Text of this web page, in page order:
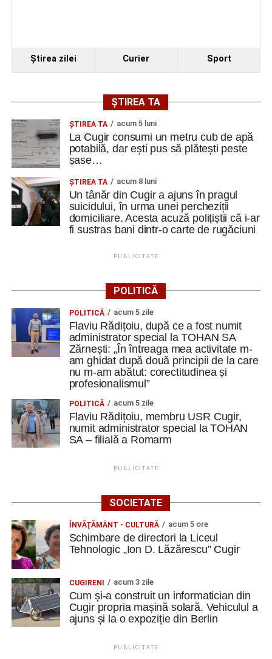
Ştirea zilei Curier Sport
ȘTIREA TA
ȘTIREA TA acum 5 luni
La Cugir consumi un metru cub de apă
potabilă, dar ești pus să plătești peste
șase…
ȘTIREA TA acum 8 luni
Un tânăr din Cugir a ajuns în pragul
suicidului, în urma unei percheziții
domiciliare. Acesta acuză polițiștii că i-ar
fi sustras bani dintr-o carte de rugăciuni
PUBLICITATE
POLITICĂ
POLITICĂ acum 5 zile
Flaviu Rădițoiu, după ce a fost numit
administrator special la TOHAN SA
Zărnești: „În întreaga mea activitate m-
am ghidat după două principii de la care
nu m-am abătut: corectitudinea și
profesionalismul”
POLITICĂ acum 5 zile
Flaviu Rădițoiu, membru USR Cugir,
numit administrator special la TOHAN
SA – filială a Romarm
PUBLICITATE
SOCIETATE
ÎNVĂŢĂMÂNT - CULTURĂ acum 5 ore
Schimbare de directori la Liceul
Tehnologic „Ion D. Lăzărescu” Cugir
CUGIRENI acum 3 zile
Cum și-a construit un informatician din
Cugir propria mașină solară. Vehiculul a
ajuns și la o expoziție din Berlin
PUBLICITATE